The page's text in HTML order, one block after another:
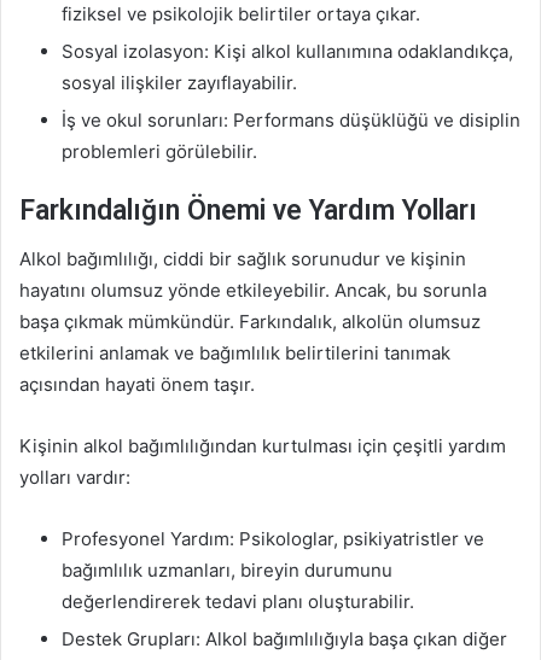
fiziksel ve psikolojik belirtiler ortaya çıkar.
Sosyal izolasyon: Kişi alkol kullanımına odaklandıkça,
sosyal ilişkiler zayıflayabilir.
İş ve okul sorunları: Performans düşüklüğü ve disiplin
problemleri görülebilir.
Farkındalığın Önemi ve Yardım Yolları
Alkol bağımlılığı, ciddi bir sağlık sorunudur ve kişinin
hayatını olumsuz yönde etkileyebilir. Ancak, bu sorunla
başa çıkmak mümkündür. Farkındalık, alkolün olumsuz
etkilerini anlamak ve bağımlılık belirtilerini tanımak
açısından hayati önem taşır.
Kişinin alkol bağımlılığından kurtulması için çeşitli yardım
yolları vardır:
Profesyonel Yardım: Psikologlar, psikiyatristler ve
bağımlılık uzmanları, bireyin durumunu
değerlendirerek tedavi planı oluşturabilir.
Destek Grupları: Alkol bağımlılığıyla başa çıkan diğer